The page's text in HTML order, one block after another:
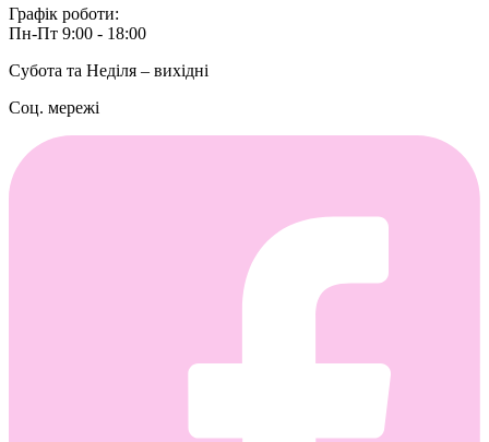
Графік роботи:
Пн-Пт 9:00 - 18:00
Субота та Неділя – вихідні
Соц. мережі